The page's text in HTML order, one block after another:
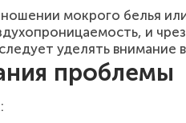
мокрого белья
и
уделять
проблемы